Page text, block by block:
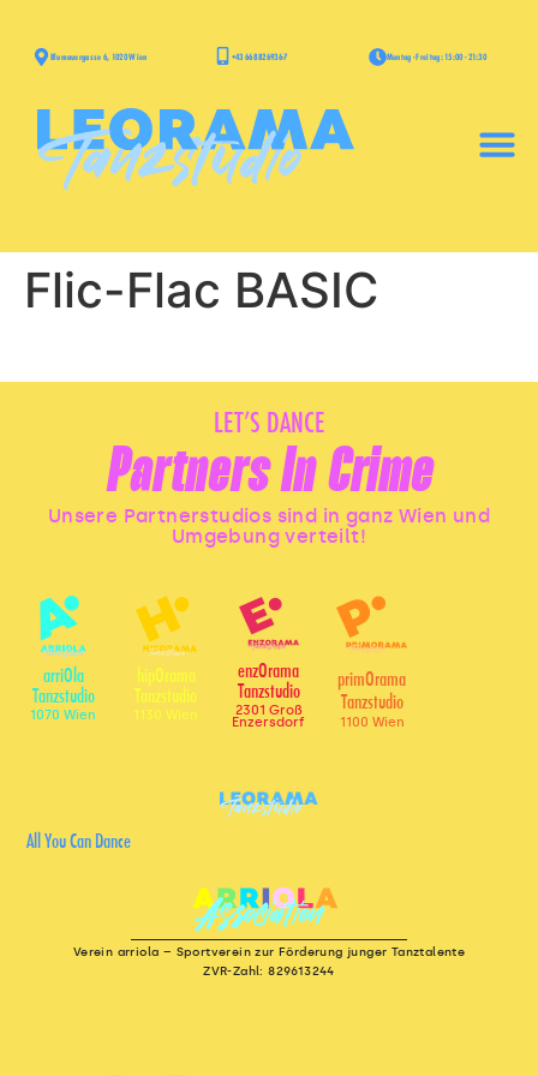
Blumauergasse 6, 1020 Wien +43 668 826936-7 Montag - Freitag: 15:00 - 21:30
Flic-Flac BASIC
LET’S DANCE
Partners In Crime
Unsere Partnerstudios sind in ganz Wien und
Umgebung verteilt!
arriOla
Tanzstudio
1070 Wien
hipOrama
Tanzstudio
1130 Wien
enzOrama
Tanzstudio
2301 Groß
Enzersdorf
primOrama
Tanzstudio
1100 Wien
All You Can Dance
Verein arriola – Sportverein zur Förderung junger Tanztalente
ZVR-Zahl: 829613244